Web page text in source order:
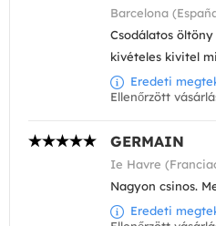
Barcelona
Csodálatos
kivételes kivitel
Eredeti
Ellenőrzött
GERMAIN
Ie Havre
Nagyon csinos.
Eredeti